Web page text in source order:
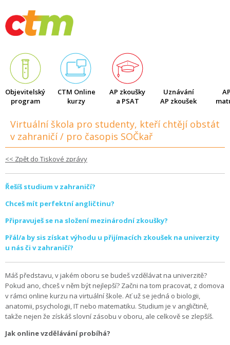
Objevitelský
program
CTM Online
kurzy
AP zkoušky
a PSAT
Uznávání
AP zkoušek
Virtuální škola pro studenty, kteří chtějí obstát
v zahraničí / pro časopis SOČkař
<< Zpět do Tiskové zprávy
Řešíš studium v zahraničí?
Chceš mít perfektní angličtinu?
Připravuješ se na složení mezinárodní zkoušky?
Přál/a by sis získat výhodu u přijímacích zkoušek na univerzity
u nás či v zahraničí?
Máš představu, v jakém oboru se budeš vzdělávat na univerzitě?
Pokud ano, chceš v něm být nejlepší? Začni na tom pracovat, z domova
v rámci online kurzu na virtuální škole. Ať už se jedná o biologii,
anatomii, psychologii, IT nebo matematiku. Studium je v angličtině,
takže nejen že získáš slovní zásobu v oboru, ale celkově se zlepšíš.
Jak online vzdělávání probíhá?